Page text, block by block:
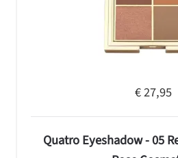
€ 27,95
Quatro Eyeshadow - 05